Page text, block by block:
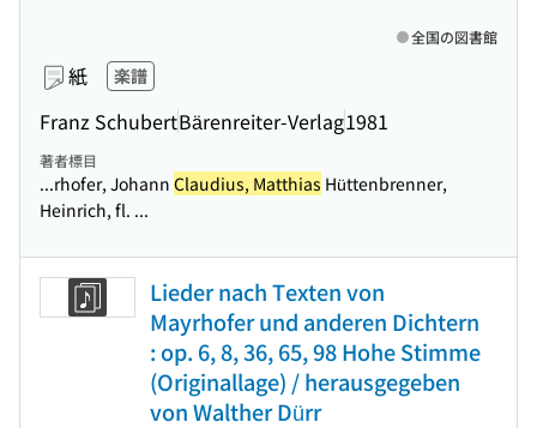
紙 楽譜
Franz SchubertBärenreiter-Verlag1981
全国の図書館
著者標目
...rhofer, Johann Claudius, Matthias Hüttenbrenner,
Heinrich, fl. ...
Lieder nach Texten von
Mayrhofer und anderen Dichtern
: op. 6, 8, 36, 65, 98 Hohe Stimme
(Originallage) / herausgegeben
von Walther Dürr